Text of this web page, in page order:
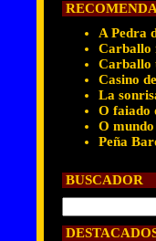
A Pedra
Carballo
Carballo
Casino
La
O faiado
O
Peña
BUSCADOR